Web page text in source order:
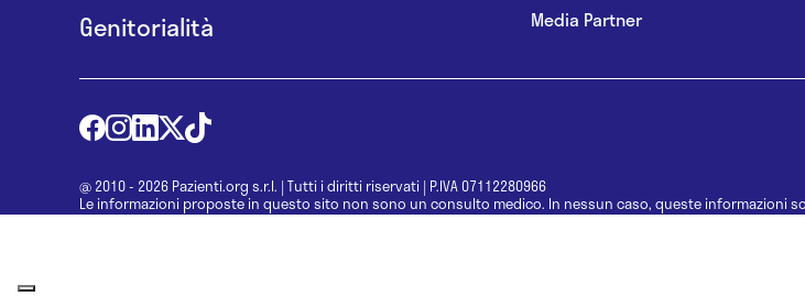
Genitorialità
Media Partner
@ 2010 - 2026 Pazienti.org s.r.l. | Tutti i diritti riservati | P.IVA 07112280966
Le informazioni proposte in questo sito non sono un consulto medico. In nessun caso, queste informazioni
una diagnosi formulata dal medico. Non si devono considerare le informazioni disponibili come suggerimenti